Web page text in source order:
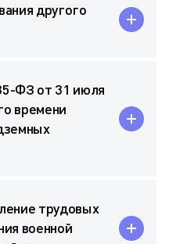
другого
ФЗ от 31 июля
времени
трудовых
военной